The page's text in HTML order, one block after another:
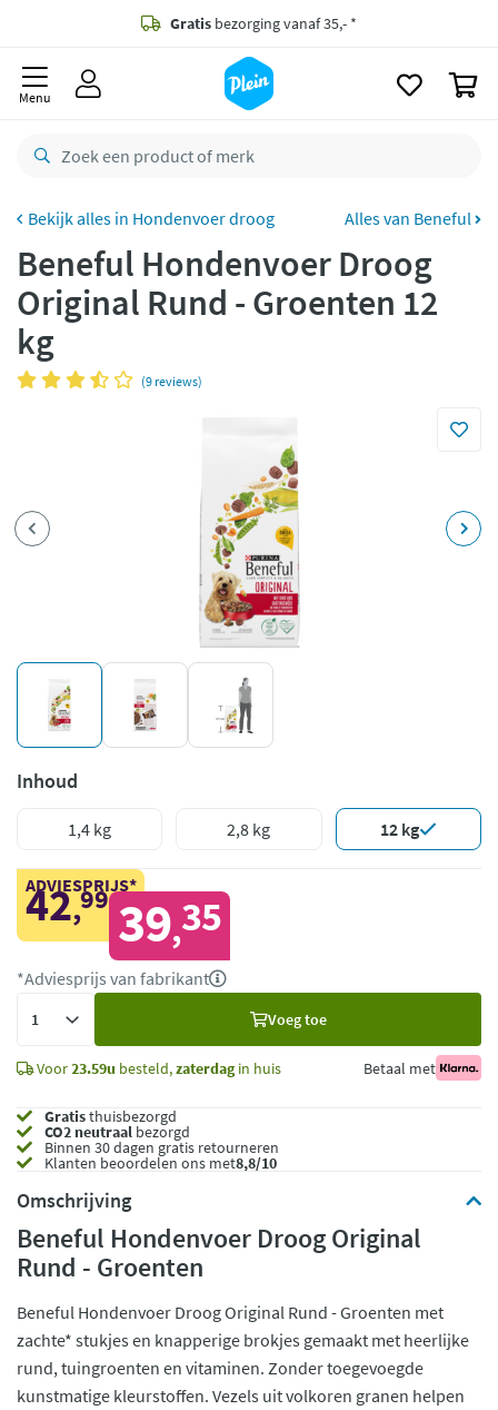
Gratis bezorging vanaf 35,- *
Bestelling uiterlijkzaterdag
retourneren
CO2 neutraal
Betaal met Klarna
Menu
Hondenvoer droog Alles van Beneful
Beneful Hondenvoer Droog
Original Rund - Groenten 12
kg
(9 reviews)
Inhoud
1,4 kg 2,8 kg 12 kg
ADVIESPRIJS*
42,99 39,35
*Adviesprijs van fabrikant
Voeg toe
Voor23.59u besteld,zaterdagin huis Betaal met
Gratisthuisbezorgd
CO2 neutraal bezorgd
Binnen 30 dagen gratis retourneren
Klanten beoordelen ons met8,8/10
Omschrijving
Beneful Hondenvoer Droog Original
Rund - Groenten
Beneful Hondenvoer Droog Original Rund - Groenten met
zachte* stukjes en knapperige brokjes gemaakt met heerlijke
rund, tuingroenten en vitaminen. Zonder toegevoegde
kunstmatige kleurstoffen. Vezels uit volkoren granen helpen